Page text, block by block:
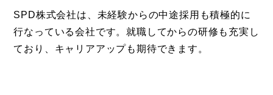
SPD株式会社は、未経験からの中途採用も積極的に
行なっている会社です。就職してからの研修も充実し
ており、キャリアアップも期待できます。